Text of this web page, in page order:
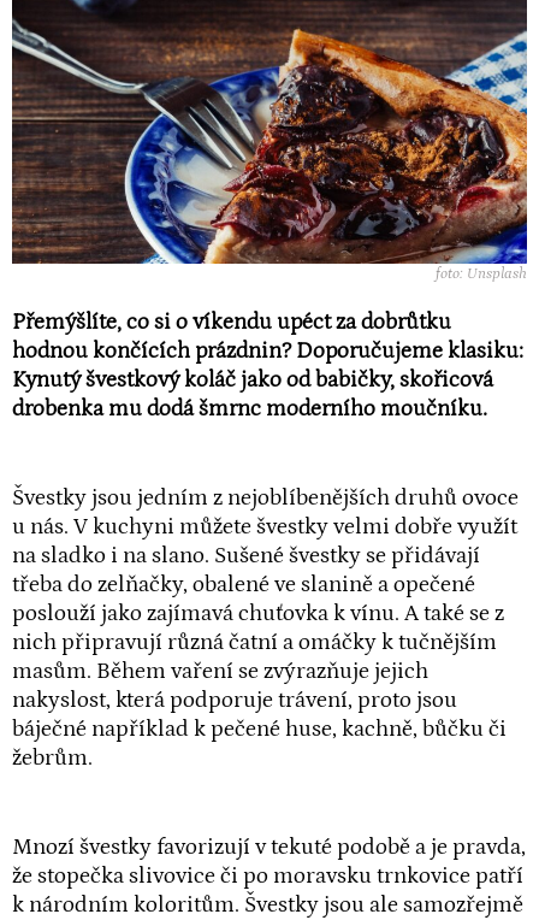
foto: Unsplash
Přemýšlíte, co si o víkendu upéct za dobrůtku
hodnou končících prázdnin? Doporučujeme klasiku:
Kynutý švestkový koláč jako od babičky, skořicová
drobenka mu dodá šmrnc moderního moučníku.
Švestky jsou jedním z nejoblíbenějších druhů ovoce
u nás. V kuchyni můžete švestky velmi dobře využít
na sladko i na slano. Sušené švestky se přidávají
třeba do zelňačky, obalené ve slanině a opečené
poslouží jako zajímavá chuťovka k vínu. A také se z
nich připravují různá čatní a omáčky k tučnějším
masům. Během vaření se zvýrazňuje jejich
nakyslost, která podporuje trávení, proto jsou
báječné například k pečené huse, kachně, bůčku či
žebrům.
Mnozí švestky favorizují v tekuté podobě a je pravda,
že stopečka slivovice či po moravsku trnkovice patří
k národním koloritům. Švestky jsou ale samozřejmě